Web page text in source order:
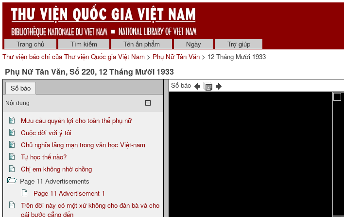
Trang chủ Tìm kiếm Tên ấn phẩm Ngày
Trợ giúp
Thư viện báo chí của Thư viện Quốc gia Việt Nam > Phụ Nữ Tân Văn > 12 Tháng Mười 1933
Phụ Nữ Tân Văn, Số 220, 12 Tháng Mười 1933
Số báo
Nội dung
Mưu cầu quyền lợi cho toàn thể phụ nữ
Cuộc đời với ý tôi
Chủ nghĩa lãng mạn trong văn học Việt-nam
Tự học thế nào?
Chị em không nhờ chồng
Page 11 Advertisements
Page 11 Advertisement 1
Trên đời này có một xứ không cho đàn bà và cho
cái bước cẳng đến
Số báo